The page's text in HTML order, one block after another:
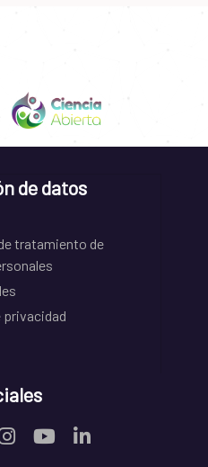
de datos
tratamiento de
privacidad